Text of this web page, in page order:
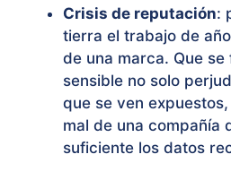
Crisis de reputación:
tierra el trabajo de
de una marca. Que
sensible no solo
que se ven
mal de una compañía
suficiente los datos